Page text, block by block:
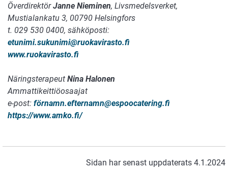
ÖverdirektörJanne Nieminen, Livsmedelsverket,
Mustialankatu 3, 00790 Helsingfors
t. 029 530 0400, sähköposti:
etunimi.sukunimi@ruokavirasto.fi
www.ruokavirasto.fi
Näringsterapeut Nina Halonen
Ammattikeittiöosaajat
e-post: förnamn.efternamn@espoocatering.fi
https://www.amko.fi/
Sidan har senast uppdaterats 4.1.2024